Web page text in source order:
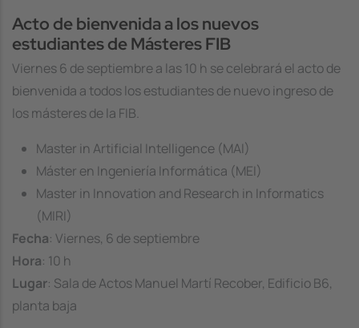
Acto de bienvenida a los nuevos
estudiantes de Másteres FIB
Viernes 6 de septiembre a las 10 h se celebrará el acto de
bienvenida a todos los estudiantes de nuevo ingreso de
los másteres de la FIB.
Master in Artificial Intelligence (MAI)
Máster en Ingeniería Informática (MEI)
Master in Innovation and Research in Informatics
(MIRI)
Fecha: Viernes, 6 de septiembre
Hora: 10 h
Lugar: Sala de Actos Manuel Martí Recober, Edificio B6,
planta baja